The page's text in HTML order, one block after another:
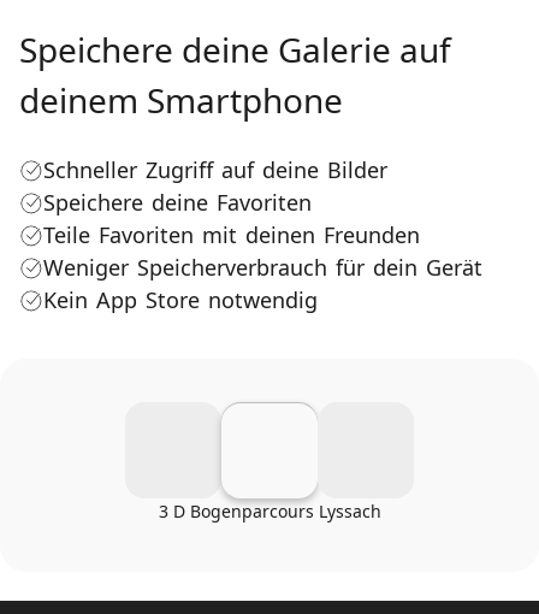
Speichere deine Galerie auf
deinem Smartphone
Schneller Zugriff auf deine Bilder
Speichere deine Favoriten
Teile Favoriten mit deinen Freunden
Weniger Speicherverbrauch für dein Gerät
Kein App Store notwendig
3 D Bogenparcours Lyssach